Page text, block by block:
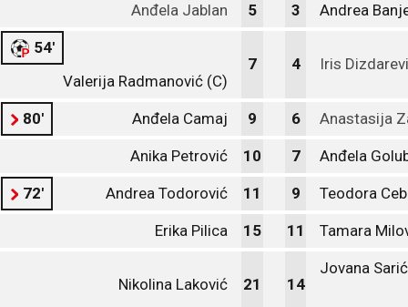
Anđela Jablan 5 3 Andrea
54'
Valerija Radmanović (C)
7 4 Iris
80' Anđela Camaj 9 6 Anastasija
Anika Petrović 10 7 Anđela
72' Andrea Todorović 11 9 Teodora
Erika Pilica 15 11 Tamara
Nikolina Laković 21 14
Jovana